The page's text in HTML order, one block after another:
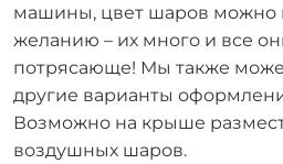
машины, цвет шаров можно
желанию – их много и все
потрясающе! Мы также
другие варианты
Возможно на крыше
воздушных шаров.